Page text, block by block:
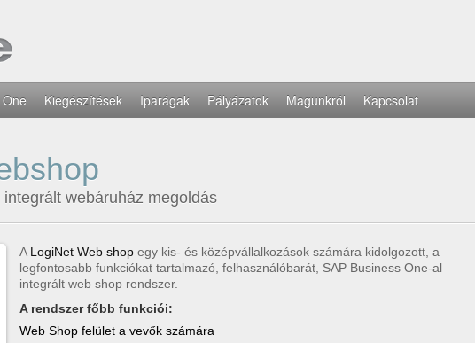
Kiegészítések Iparágak Pályázatok Magunkról Kapcsolat
webáruház megoldás
A LogiNet Web shop egy kis- és középvállalkozások számára kidolgozott, a
legfontosabb funkciókat tartalmazó, felhasználóbarát, SAP Business One-al
integrált web shop rendszer.
A rendszer főbb funkciói:
Web Shop felület a vevők számára